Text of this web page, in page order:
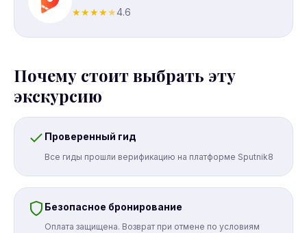
★★★★★4.6
Почему стоит выбрать эту
экскурсию
Проверенный гид
Все гиды прошли верификацию на платформе Sputnik8
Безопасное бронирование
Оплата защищена. Возврат при отмене по условиям